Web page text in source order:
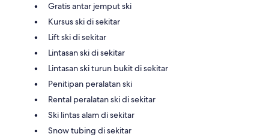
Gratis antar jemput ski
Kursus ski di sekitar
Lift ski di sekitar
Lintasan ski di sekitar
Lintasan ski turun bukit di sekitar
Penitipan peralatan ski
Rental peralatan ski di sekitar
Ski lintas alam di sekitar
Snow tubing di sekitar